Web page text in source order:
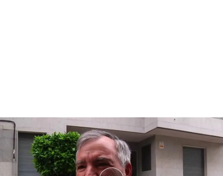
Hablamos con un testigo de la agresión en 2024